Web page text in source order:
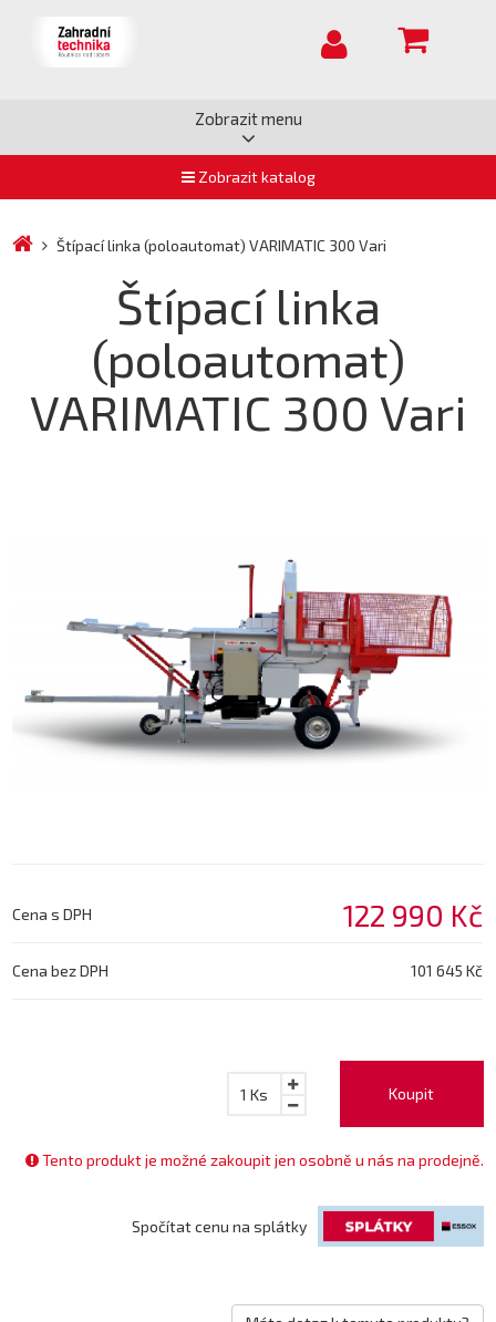
Zobrazit menu
Zobrazit katalog
Štípací linka (poloautomat) VARIMATIC 300 Vari
Štípací linka
(poloautomat)
VARIMATIC 300 Vari
Cena s DPH 122 990 Kč
Cena bez DPH 101 645 Kč
Koupit
1 Ks
Tento produkt je možné zakoupit jen osobně u nás na prodejně.
Spočítat cenu na splátky